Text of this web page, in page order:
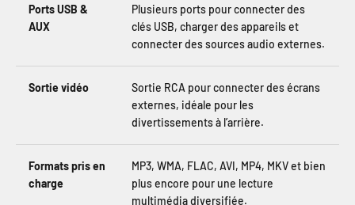
Ports USB &
AUX
Plusieurs ports pour connecter des
clés USB, charger des appareils et
connecter des sources audio externes.
Sortie vidéo
Sortie RCA pour connecter des écrans
externes, idéale pour les
divertissements à l’arrière.
Formats pris en
charge
MP3, WMA, FLAC, AVI, MP4, MKV et bien
plus encore pour une lecture
multimédia diversifiée.